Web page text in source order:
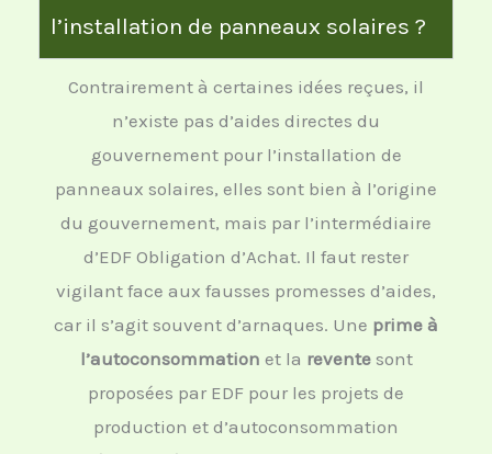
l’installation de panneaux solaires ?
Contrairement à certaines idées reçues, il
n’existe pas d’aides directes du
gouvernement pour l’installation de
panneaux solaires, elles sont bien à l’origine
du gouvernement, mais par l’intermédiaire
d’EDF Obligation d’Achat. Il faut rester
vigilant face aux fausses promesses d’aides,
car il s’agit souvent d’arnaques. Une prime à
l’autoconsommation et la reventesont
proposées par EDF pour les projets de
production et d’autoconsommation